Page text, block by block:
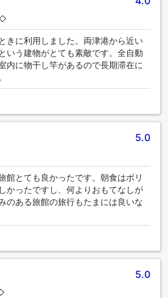
◇
きに利用しました。両津港から近い
いう建物がとても素敵です。全自動
内に物干し竿があるので長期滞在に
5.0
館とても良かったです。朝食はボリ
かったですし、何よりおもてなしが
のある旅館の旅行もたまには良いな
5.0